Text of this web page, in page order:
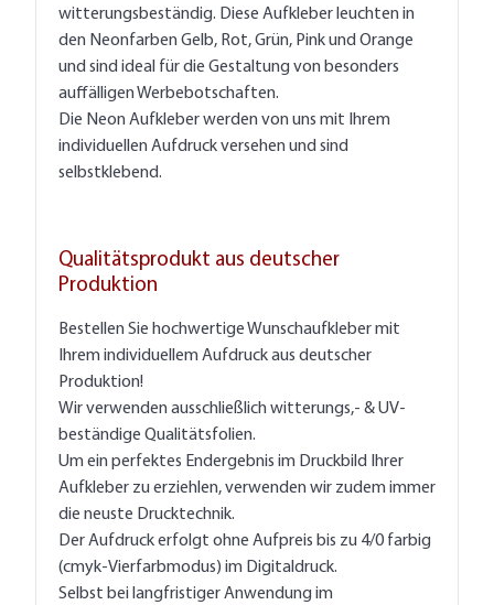
witterungsbeständig. Diese Aufkleber leuchten in
den Neonfarben Gelb, Rot, Grün, Pink und Orange
und sind ideal für die Gestaltung von besonders
auffälligen Werbebotschaften.
Die Neon Aufkleber werden von uns mit Ihrem
individuellen Aufdruck versehen und sind
selbstklebend.
Qualitätsprodukt aus deutscher
Produktion
Bestellen Sie hochwertige Wunschaufkleber mit
Ihrem individuellem Aufdruck aus deutscher
Produktion!
Wir verwenden ausschließlich witterungs,- & UV-
beständige Qualitätsfolien.
Um ein perfektes Endergebnis im Druckbild Ihrer
Aufkleber zu erziehlen, verwenden wir zudem immer
die neuste Drucktechnik.
Der Aufdruck erfolgt ohne Aufpreis bis zu 4/0 farbig
(cmyk-Vierfarbmodus) im Digitaldruck.
Selbst bei langfristiger Anwendung im